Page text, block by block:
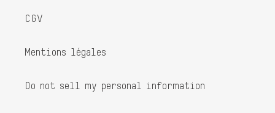
CGV
Mentions légales
Do not sell my personal information